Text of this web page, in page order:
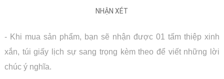
NHẬN XÉT
- Khi mua sản phẩm, bạn sẽ nhận được 01 tấm thiệp xinh
xắn, túi giấy lịch sự sang trọng kèm theo để viết những lời
chúc ý nghĩa.